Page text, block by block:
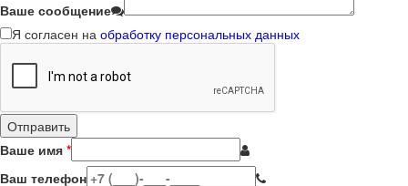
Ваше сообщение
Я согласен на обработку персональных данных
Ваше имя *
Ваш телефон